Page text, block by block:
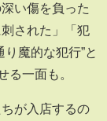
い傷を負った
された」「犯
魔的な犯行”と
る一面も。
が入店するの